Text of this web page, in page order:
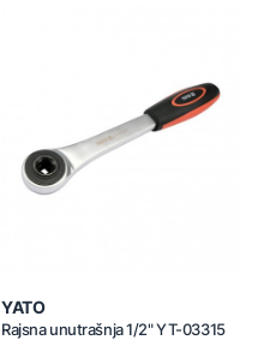
YATO
Rajsna unutrašnja 1/2" YT-03315